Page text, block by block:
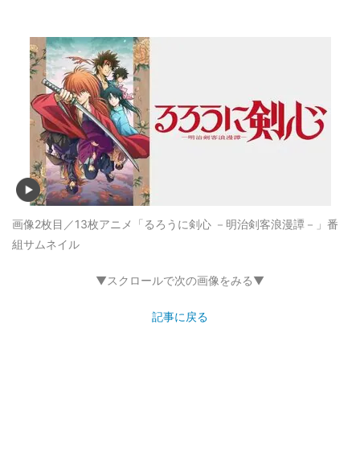
画像2枚目／13枚アニメ「るろうに剣心 －明治剣客浪漫譚－」番
組サムネイル
▼スクロールで次の画像をみる▼
記事に戻る